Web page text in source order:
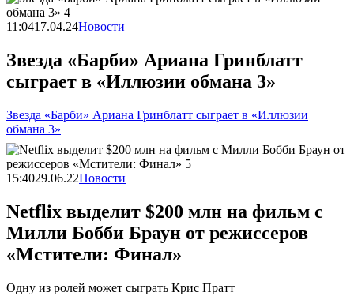
11:0417.04.24Новости
Звезда «Барби» Ариана Гринблатт
сыграет в «Иллюзии обмана 3»
Звезда «Барби» Ариана Гринблатт сыграет в «Иллюзии
обмана 3»
15:4029.06.22Новости
Netflix выделит $200 млн на фильм с
Милли Бобби Браун от режиссеров
«Мстители: Финал»
Одну из ролей может сыграть Крис Пратт